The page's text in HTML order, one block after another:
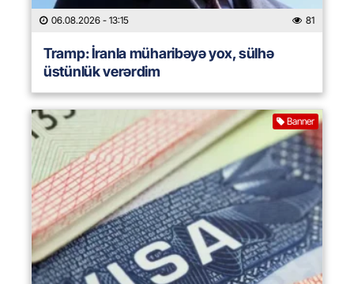
06.08.2026 - 13:15 81
Tramp: İranla müharibəyə yox, sülhə
üstünlük verərdim
Banner